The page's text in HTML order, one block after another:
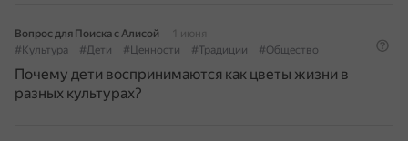
Вопрос для Поиска с Алисой
1 июня
#Культура
#Дети #Ценности #Традиции #Общество
Почему дети воспринимаются как цветы жизни в
разных культурах?